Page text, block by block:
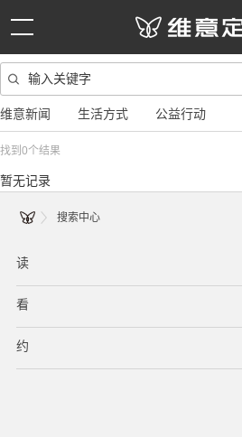
维意新闻 生活方式 公益行动
找到 0个结果
暂无记录
搜索中心
读
看
约